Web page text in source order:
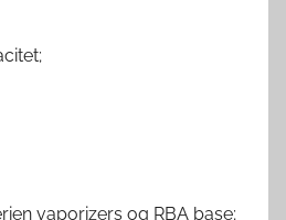
vaporizers og RBA base;